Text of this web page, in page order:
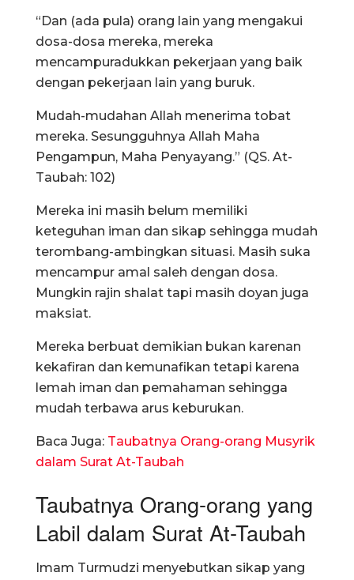
“Dan (ada pula) orang lain yang mengakui
dosa-dosa mereka, mereka
mencampuradukkan pekerjaan yang baik
dengan pekerjaan lain yang buruk.
Mudah-mudahan Allah menerima tobat
mereka. Sesungguhnya Allah Maha
Pengampun, Maha Penyayang.” (QS. At-
Taubah: 102)
Mereka ini masih belum memiliki
keteguhan iman dan sikap sehingga mudah
terombang-ambingkan situasi. Masih suka
mencampur amal saleh dengan dosa.
Mungkin rajin shalat tapi masih doyan juga
maksiat.
Mereka berbuat demikian bukan karenan
kekafiran dan kemunafikan tetapi karena
lemah iman dan pemahaman sehingga
mudah terbawa arus keburukan.
Baca Juga: Taubatnya Orang-orang Musyrik
dalam Surat At-Taubah
Taubatnya Orang-orang yang
Labil dalam Surat At-Taubah
Imam Turmudzi menyebutkan sikap yang